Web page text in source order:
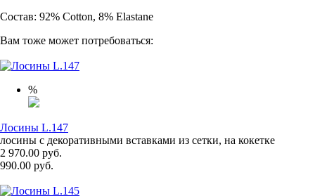
Состав: 92% Cotton, 8% Elastane
Вам тоже может потребоваться:
%
Лосины L.147
лосины с декоративными вставками из сетки, на кокетке
2 970.00 руб.
990.00 руб.